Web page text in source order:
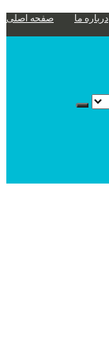
صفحه اصلی درباره ما